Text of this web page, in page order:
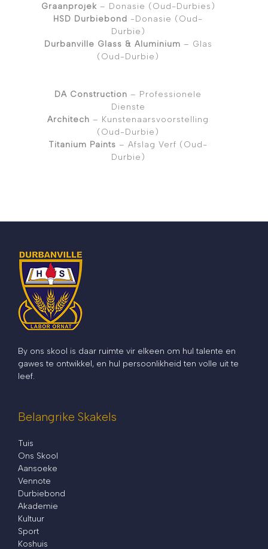
Graanprojek – Donasie (Oud-Durbies)
HSD Durbiebond -Donasie (Oud-
Durbie)
Durbanville Glass & Aluminium – Glas
(Oud-Durbie)
DA Construction – Professionele
Dienste
Architech – Kunstenaarsvoorstelling
(Oud-Durbie)
Titanium Paints – Afslag Verf (Oud-
Durbie)
By ons skool is daar ruimte vir elkeen om hul talente en
gawes te ontwikkel, en hul persoonlikheid ten volle uit te
leef.
Belangrike Skakels
Tuis
Ons Skool
Aansoeke
Vennote
Durbiebond
Akademie
Kultuur
Sport
Koshuis